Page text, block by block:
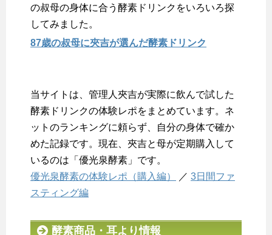
の叔母の身体に合う酵素ドリンクをいろいろ探
してみました。
87歳の叔母に夾吉が選んだ酵素ドリンク
当サイトは、管理人夾吉が実際に飲んで試した
酵素ドリンクの体験レポをまとめています。ネ
ットのランキングに頼らず、自分の身体で確か
めた記録です。現在、夾吉と母が定期購入して
いるのは「優光泉酵素」です。
優光泉酵素の体験レポ（購入編）
／ 3日間ファ
スティング編
酵素商品・耳より情報